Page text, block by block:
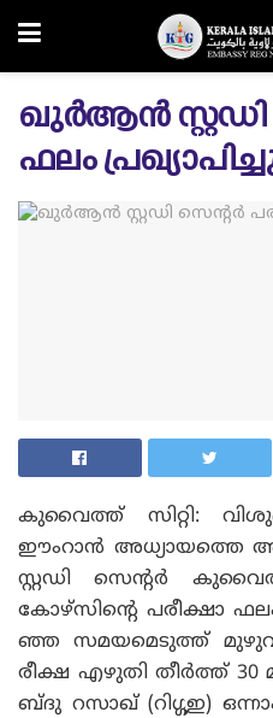
ഖുർആൻ സ്റ്റഡി
ഫലം
കുവൈത്ത് സിറ്റി:
ഈംറാൻ അധ്യായത്തെ
സ്റ്റഡി സെന്റർ
കോഴ്‌സിന്റെ പരീക്ഷാ
ഞ്ഞ സമയമെടുത്ത്
രീക്ഷ എഴുതി തീർത്ത് 30
ബ്‌ദു റസാഖ് (റിഗ്ഗഇ)